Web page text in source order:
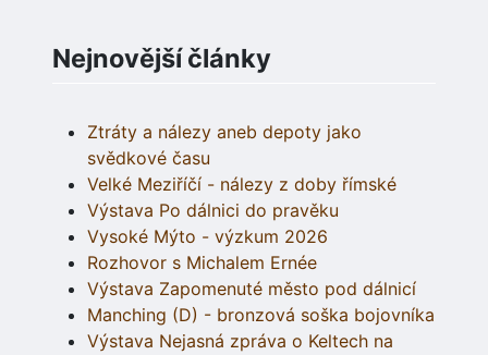
Nejnovější články
Ztráty a nálezy aneb depoty jako
svědkové času
Velké Meziříčí - nálezy z doby římské
Výstava Po dálnici do pravěku
Vysoké Mýto - výzkum 2026
Rozhovor s Michalem Ernée
Výstava Zapomenuté město pod dálnicí
Manching (D) - bronzová soška bojovníka
Výstava Nejasná zpráva o Keltech na